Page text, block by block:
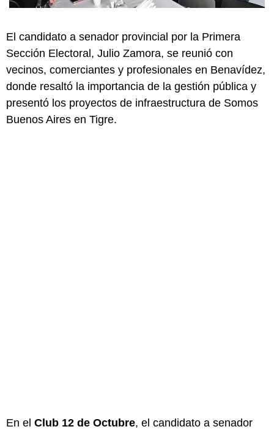
El candidato a senador provincial por la Primera
Sección Electoral, Julio Zamora, se reunió con
vecinos, comerciantes y profesionales en Benavídez,
donde resaltó la importancia de la gestión pública y
presentó los proyectos de infraestructura de Somos
Buenos Aires en Tigre.
En el Club 12 de Octubre, el candidato a senador